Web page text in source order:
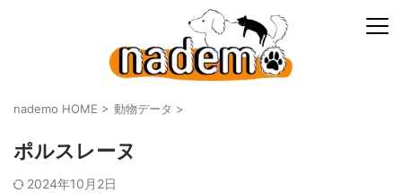
nademo HOME > 動物データ >
ポルスレーヌ
2024年10月2日